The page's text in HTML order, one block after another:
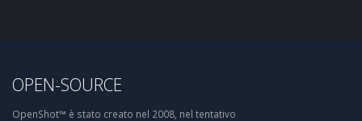
OPEN-SOURCE
OpenShot™ è stato creato nel 2008, nel tentativo